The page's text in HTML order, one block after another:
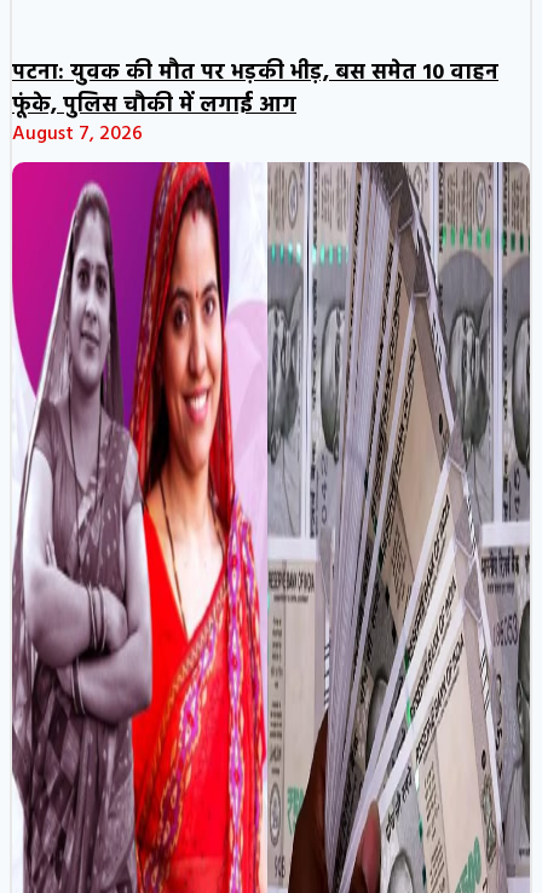
पटना: युवक की मौत पर भड़की भीड़, बस समेत 10 वाहन
फूंके, पुलिस चौकी में लगाई आग
August 7, 2026